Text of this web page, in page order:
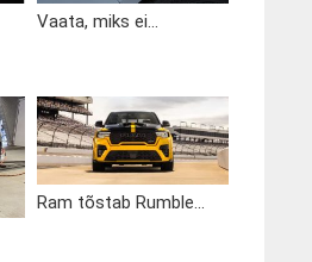
Vaata, miks ei...
Ram tõstab Rumble...